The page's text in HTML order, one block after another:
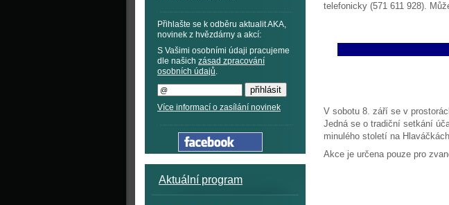
Přihlašte se k odběru aktualit AKA,
novinek z hvězdárny a akcí:
S Vašimi osobními údaji pracujeme
dle našich zásad zpracování
osobních údajů.
Více informací o zasílání novinek
Aktuální program
telefonicky (571 611 928).
V sobotu 8. září se v
Jedná se o tradiční setkání
minulého století na
Akce je určena pouze pro